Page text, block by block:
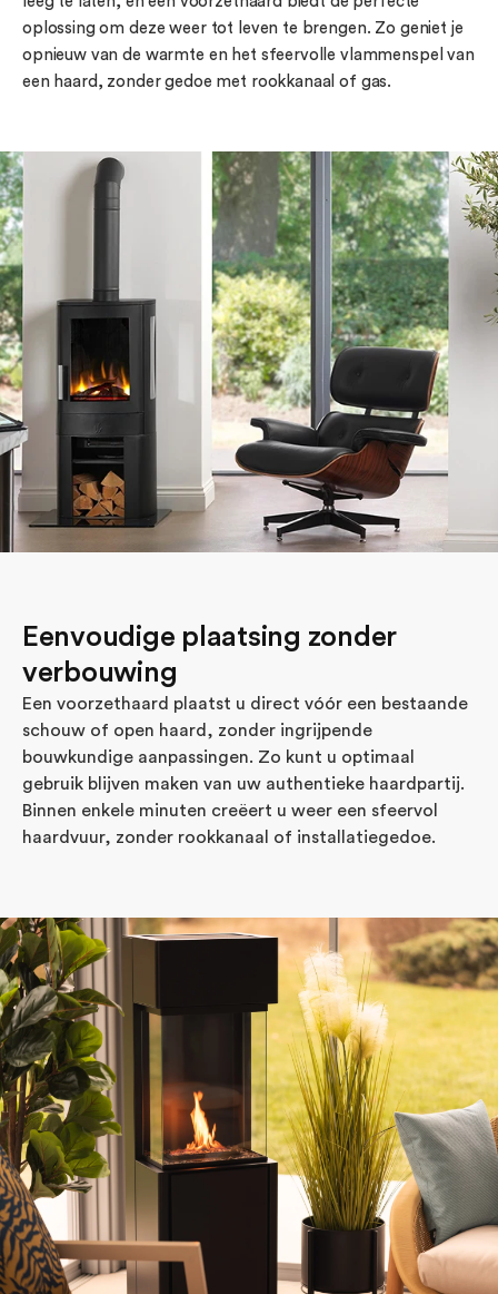
oplossing om deze weer tot leven te brengen. Zo geniet je
opnieuw van de warmte en het sfeervolle vlammenspel van
een haard, zonder gedoe met rookkanaal of gas.
Eenvoudige plaatsing zonder
verbouwing
Een voorzethaard plaatst u direct vóór een bestaande
schouw of open haard, zonder ingrijpende
bouwkundige aanpassingen. Zo kunt u optimaal
gebruik blijven maken van uw authentieke haardpartij.
Binnen enkele minuten creëert u weer een sfeervol
haardvuur, zonder rookkanaal of installatiegedoe.